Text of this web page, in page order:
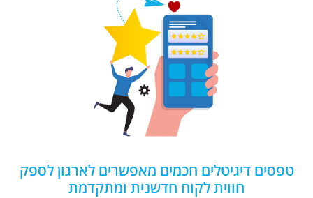
טפסים דיגיטלים חכמים מאפשרים לארגון לספק
חווית לקוח חדשנית ומתקדמת